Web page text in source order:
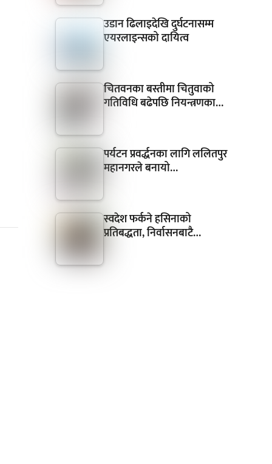
उडान ढिलाइदेखि दुर्घटनासम्म
एयरलाइन्सको दायित्व
चितवनका बस्तीमा चितुवाको
गतिविधि बढेपछि नियन्त्रणका…
पर्यटन प्रवर्द्धनका लागि ललितपुर
महानगरले बनायो…
स्वदेश फर्कने हसिनाको
प्रतिबद्धता, निर्वासनबाटै…